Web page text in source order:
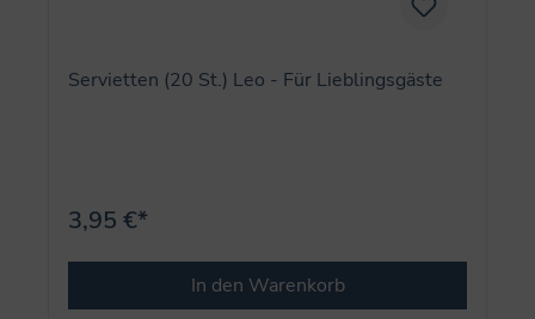
Servietten (20 St.) Leo - Für Lieblingsgäste
3,95 €*
In den Warenkorb